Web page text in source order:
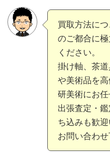
買取方法に
のご都合に
ください。
掛け軸、茶
や美術品を
研美術にお任
出張査定・
ち込みも歓
お問い合わせ